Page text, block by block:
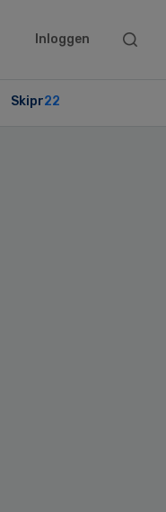
Inloggen
Search
Skipr22